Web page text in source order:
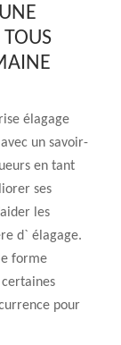
TOUS
élagage
un savoir-
en tant
ses
les
d` élagage.
forme
certaines
pour